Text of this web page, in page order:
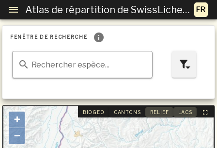
Atlas de répartition de SwissLichens
FENÊTRE DE RECHERCHE
Rechercher espèce...
BIOGEO CANTONS RELIEF LACS
+
−